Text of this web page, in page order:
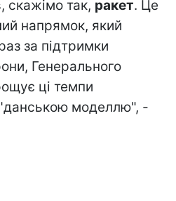
скажімо так, ракет. Це
напрямок, який
за підтримки
Генерального
ці темпи
моделлю", -